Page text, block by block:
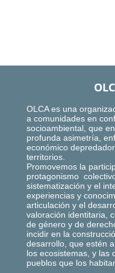
OLCA es una
a comunidades en
socioambiental, que
profunda asimetría,
económico
territorios.
Promovemos la
protagonismo
sistematización y el
experiencias y
articulación y el
valoración identitaria,
de género y de
incidir en la
desarrollo, que estén
los ecosistemas, y las
pueblos que los